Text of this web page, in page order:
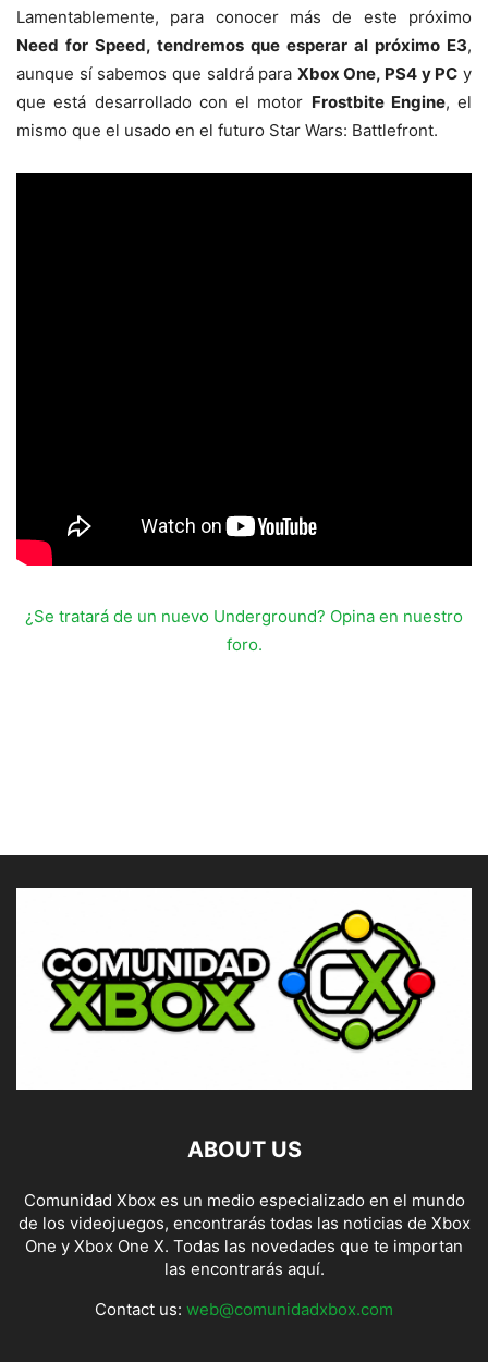
Lamentablemente, para conocer más de este próximo
Need for Speed, tendremos que esperar al próximo E3,
aunque sí sabemos que saldrá para Xbox One, PS4 y PC y
que está desarrollado con el motor Frostbite Engine, el
mismo que el usado en el futuro Star Wars: Battlefront.
¿Se tratará de un nuevo Underground? Opina en nuestro
foro.
ABOUT US
Comunidad Xbox es un medio especializado en el mundo
de los videojuegos, encontrarás todas las noticias de Xbox
One y Xbox One X. Todas las novedades que te importan
las encontrarás aquí.
Contact us: web@comunidadxbox.com